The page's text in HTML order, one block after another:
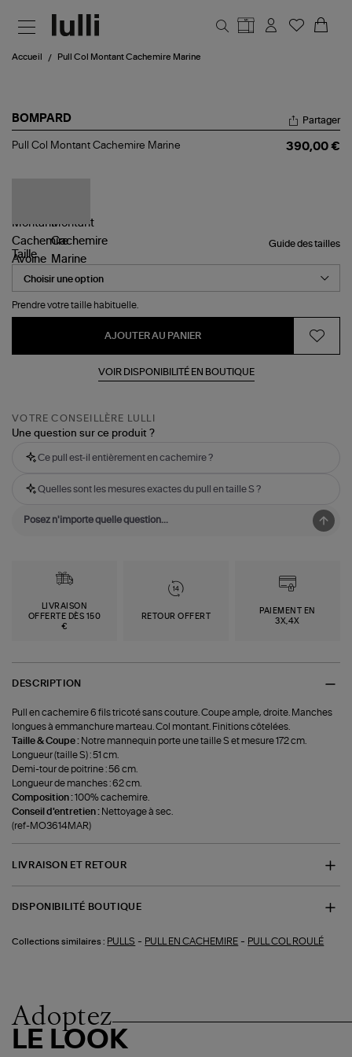
Accueil Pull Col Montant Cachemire Marine
BOMPARD
Pull
Partager
Pull Col Montant Cachemire Marine 390,00 €
Guide des tailles
Taille
Prendre votre taille habituelle.
AJOUTER AU PANIER
VOIR DISPONIBILITÉ EN BOUTIQUE
VOTRE CONSEILLÈRE LULLI
Une question sur ce produit ?
Ce pull est-il entièrement en cachemire ?
Quelles sont les mesures exactes du pull en taille S ?
LIVRAISON
OFFERTE DÈS 150
€
RETOUR OFFERT
PAIEMENT EN
3X,4X
DESCRIPTION
Pull en cachemire 6 fils tricoté sans couture. Coupe ample, droite. Manches
longues à emmanchure marteau. Col montant. Finitions côtelées.
Taille & Coupe : Notre mannequin porte une taille S et mesure 172 cm.
Longueur (taille S) : 51 cm.
Demi-tour de poitrine : 56 cm.
Longueur de manches : 62 cm.
Composition :100% cachemire.
Conseil d'entretien : Nettoyage à sec.
(ref-MO3614MAR)
LIVRAISON ET RETOUR
DISPONIBILITÉ BOUTIQUE
Collections similaires : PULLS - PULL EN CACHEMIRE - PULL COL ROULÉ
Adoptez
LE LOOK